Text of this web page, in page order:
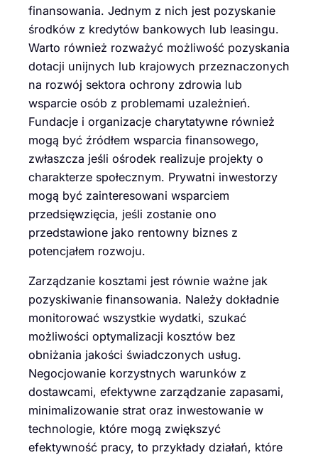
finansowania. Jednym z nich jest pozyskanie
środków z kredytów bankowych lub leasingu.
Warto również rozważyć możliwość pozyskania
dotacji unijnych lub krajowych przeznaczonych
na rozwój sektora ochrony zdrowia lub
wsparcie osób z problemami uzależnień.
Fundacje i organizacje charytatywne również
mogą być źródłem wsparcia finansowego,
zwłaszcza jeśli ośrodek realizuje projekty o
charakterze społecznym. Prywatni inwestorzy
mogą być zainteresowani wsparciem
przedsięwzięcia, jeśli zostanie ono
przedstawione jako rentowny biznes z
potencjałem rozwoju.
Zarządzanie kosztami jest równie ważne jak
pozyskiwanie finansowania. Należy dokładnie
monitorować wszystkie wydatki, szukać
możliwości optymalizacji kosztów bez
obniżania jakości świadczonych usług.
Negocjowanie korzystnych warunków z
dostawcami, efektywne zarządzanie zapasami,
minimalizowanie strat oraz inwestowanie w
technologie, które mogą zwiększyć
efektywność pracy, to przykłady działań, które